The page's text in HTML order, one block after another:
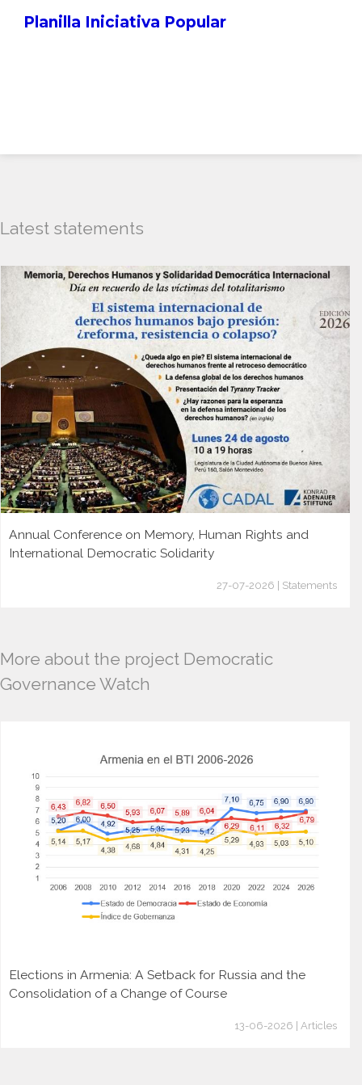
Planilla Iniciativa Popular
Latest statements
Annual Conference on Memory, Human Rights and
International Democratic Solidarity
27-07-2026 | Statements
More about the project Democratic
Governance Watch
Elections in Armenia: A Setback for Russia and the
Consolidation of a Change of Course
13-06-2026 | Articles